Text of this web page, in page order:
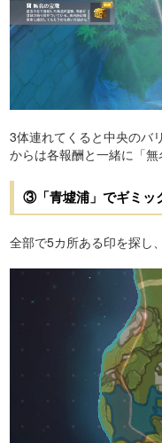
3体連れてくると中央のバ
からは各報酬と一緒に「無
③「青墟浦」でギミッ
全部で5カ所ある印を探し